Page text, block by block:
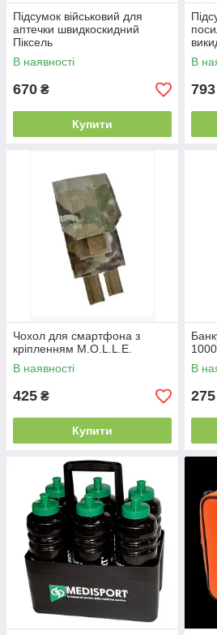
Підсумок військовий для
аптечки швидкоскидний
Піксель
В наявності
670 ₴
Купити
В
793
Чохол для смартфона з
кріпленням M.O.L.L.E.
В наявності
425 ₴
Купити
В
275